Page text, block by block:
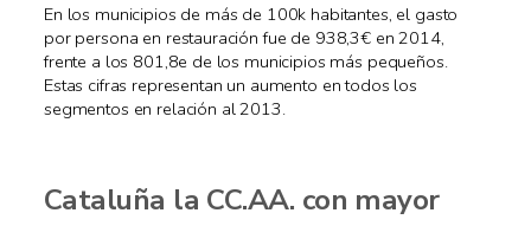
En los municipios de más de 100k habitantes, el gasto
por persona en restauración fue de 938,3€ en 2014,
frente a los 801,8e de los municipios más pequeños.
Estas cifras representan un aumento en todos los
segmentos en relación al 2013.
Cataluña la CC.AA. con mayor